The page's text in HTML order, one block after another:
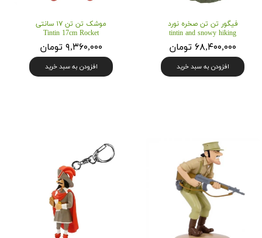
فیگور تن تن صخره نورد
tintin and snowy hiking
۶۸,۴۰۰,۰۰۰ تومان
افزودن به سبد خرید
موشک تن تن ۱۷ سانتی
Tintin 17cm Rocket
۹,۳۶۰,۰۰۰ تومان
افزودن به سبد خرید